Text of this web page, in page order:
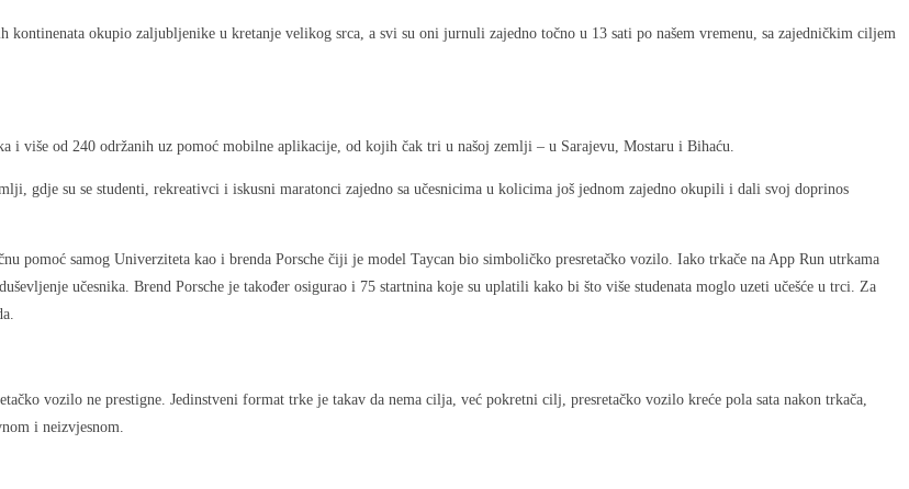
okupio zaljubljenike u kretanje velikog srca, a svi su oni jurnuli zajedno točno u 13 sati po našem vremenu, sa zajedničkim ciljem
i više od 240 održanih uz pomoć mobilne aplikacije, od kojih čak tri u našoj zemlji – u Sarajevu, Mostaru i Bihaću.
gdje su se studenti, rekreativci i iskusni maratonci zajedno sa učesnicima u kolicima još jednom zajedno okupili i dali svoj doprinos
pomoć samog Univerziteta kao i brenda Porsche čiji je model Taycan bio simboličko presretačko vozilo. Iako trkače na App Run utrkama
učesnika. Brend Porsche je također osigurao i 75 startnina koje su uplatili kako bi što više studenata moglo uzeti učešće u trci. Za
vozilo ne prestigne. Jedinstveni format trke je takav da nema cilja, već pokretni cilj, presretačko vozilo kreće pola sata nakon trkača,
i neizvjesnom.